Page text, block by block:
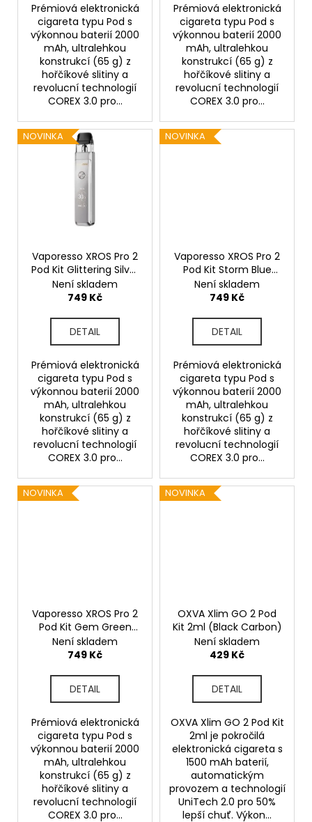
Prémiová elektronická
cigareta typu Pod s
výkonnou baterií 2000
mAh, ultralehkou
konstrukcí (65 g) z
hořčíkové slitiny a
revolucní technologií
COREX 3.0 pro...
Prémiová elektronická
cigareta typu Pod s
výkonnou baterií 2000
mAh, ultralehkou
konstrukcí (65 g) z
hořčíkové slitiny a
revolucní technologií
COREX 3.0 pro...
NOVINKA
Vaporesso XROS Pro 2
Pod Kit Glittering Silver
2000mAh
Není skladem
749 Kč
DETAIL
Prémiová elektronická
cigareta typu Pod s
výkonnou baterií 2000
mAh, ultralehkou
konstrukcí (65 g) z
hořčíkové slitiny a
revolucní technologií
COREX 3.0 pro...
NOVINKA
Vaporesso XROS Pro 2
Pod Kit Storm Blue
2000mAh
Není skladem
749 Kč
DETAIL
Prémiová elektronická
cigareta typu Pod s
výkonnou baterií 2000
mAh, ultralehkou
konstrukcí (65 g) z
hořčíkové slitiny a
revolucní technologií
COREX 3.0 pro...
NOVINKA
Vaporesso XROS Pro 2
Pod Kit Gem Green
2000mAh
Není skladem
749 Kč
DETAIL
Prémiová elektronická
cigareta typu Pod s
výkonnou baterií 2000
mAh, ultralehkou
konstrukcí (65 g) z
hořčíkové slitiny a
revolucní technologií
COREX 3.0 pro...
NOVINKA
OXVA Xlim GO 2 Pod
Kit 2ml (Black Carbon)
Není skladem
429 Kč
DETAIL
OXVA Xlim GO 2 Pod Kit
2ml je pokročilá
elektronická cigareta s
1500 mAh baterií,
automatickým
provozem a technologií
UniTech 2.0 pro 50%
lepší chuť. Výkon...